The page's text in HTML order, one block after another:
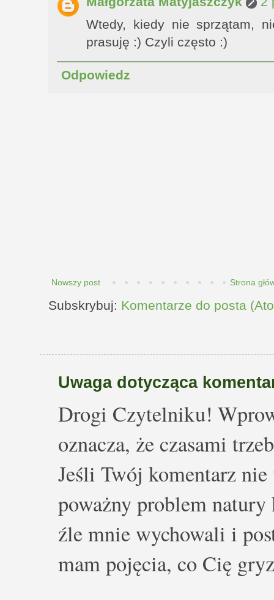
Wtedy, kiedy nie sprzątam,
prasuję :) Czyli często :)
Odpowiedz
Nowszy post Strona
Subskrybuj: Komentarze do posta
Uwaga dotycząca
Drogi Czytelniku!
oznacza, że czasami
Jeśli Twój komentarz nie
poważny problem
źle mnie wychowali i
mam pojęcia, co Cię